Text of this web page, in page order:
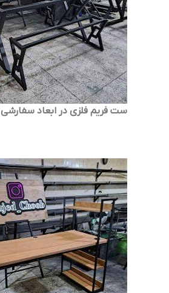
ست فریم فلزی در ابعاد سفارشی